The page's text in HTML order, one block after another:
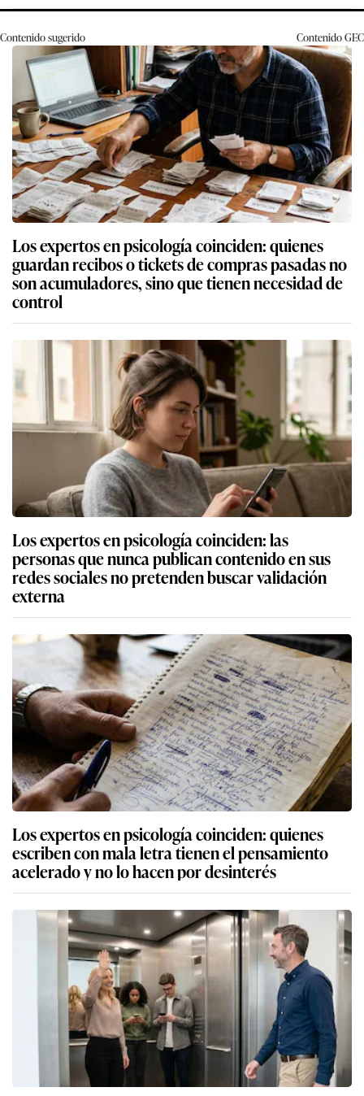
Contenido sugerido ContenidoGEC
Los expertos en psicología coinciden: quienes
guardan recibos o tickets de compras pasadas no
son acumuladores, sino que tienen necesidad de
control
Los expertos en psicología coinciden: las
personas que nunca publican contenido en sus
redes sociales no pretenden buscar validación
externa
Los expertos en psicología coinciden: quienes
escriben con mala letra tienen el pensamiento
acelerado y no lo hacen por desinterés